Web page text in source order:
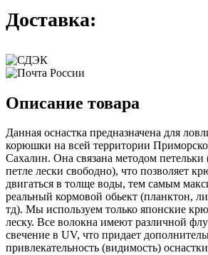
Доставка:
Описание товара
Данная оснастка предназначена для
корюшки на всей территории
Сахалин. Она связана методом петельки
петле лески свободно), что позволяет
двигаться в толще воды, тем самым
реальный кормовой обьект (планктон,
тд). Мы используем только японские
леску. Все волокна имеют различной
свечение в UV, что придает
привлекательность (видимость)